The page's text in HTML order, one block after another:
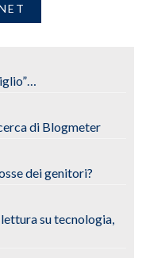
di Blogmeter
dei genitori?
lettura su tecnologia,